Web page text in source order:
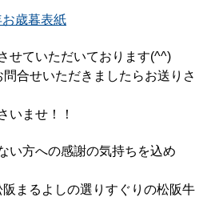
せていただいております(^^)
合せいただきましたらお送りさ
いませ！！
い方への感謝の気持ちを込め
まるよしの選りすぐりの松阪牛